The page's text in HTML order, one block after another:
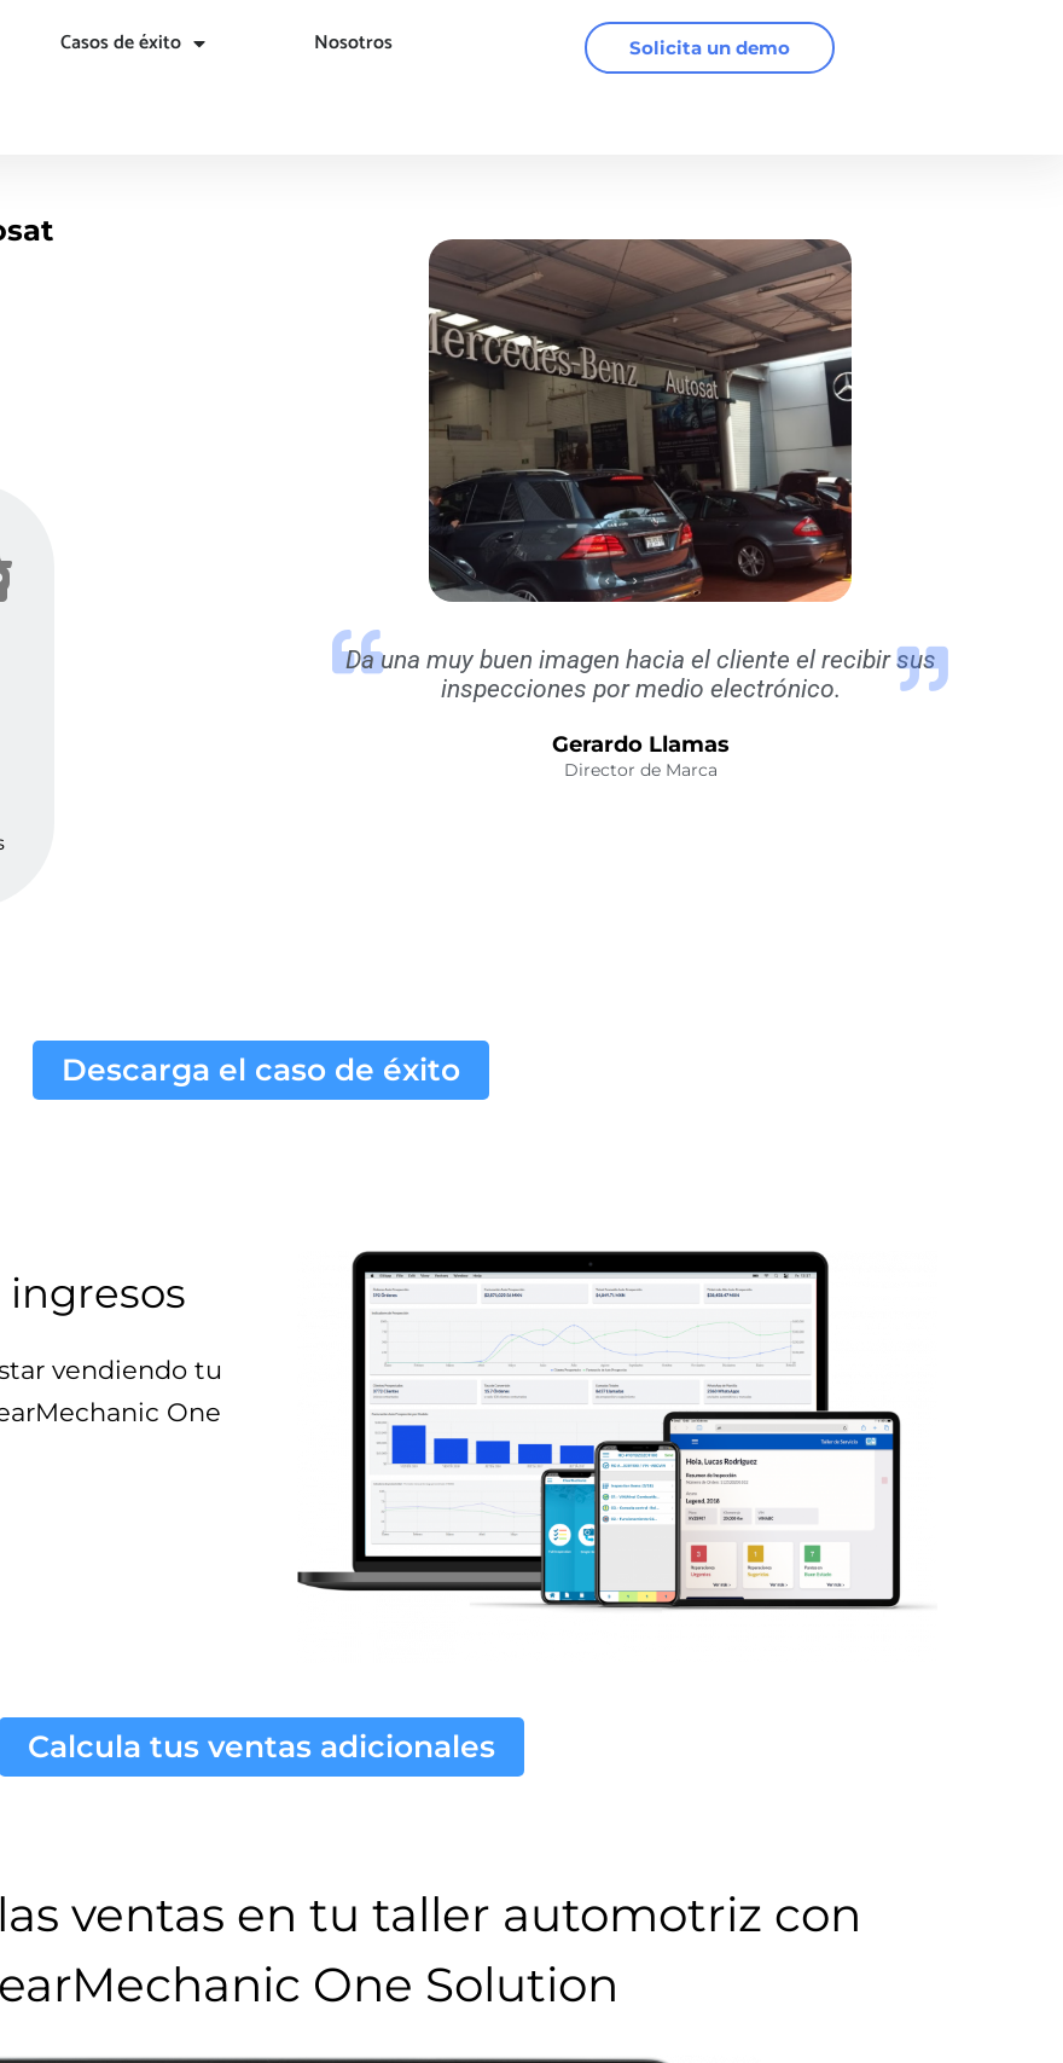
Casos de éxito Nosotros Solicita un demo
Da una muy buen imagen hacia el cliente el recibir sus
inspecciones por medio electrónico.
Gerardo Llamas
Director de Marca
Descarga el caso de éxito
vendiendo tu
One
Calcula tus ventas adicionales
ventas en tu taller automotriz con
One Solution